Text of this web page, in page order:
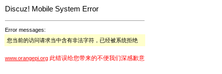
Discuz! Mobile System Error
Error messages:
您当前的访问请求当中含有非法字符，已经被系统拒绝
www.orangepi.org 此错误给您带来的不便我们深感歉意